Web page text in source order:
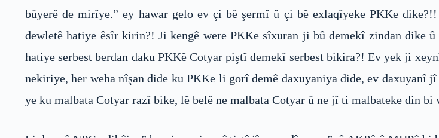
bûyerê de mirîye.” ey hawar gelo ev çi bê şermî û çi bê exlaqîyeke PKKe
dewletê hatiye êsîr kirin?! Ji kengê were PKKe sîxuran ji bû demekî zindan dike
hatiye serbest berdan daku PKKê Cotyar piştî demekî serbest bikira?! Ev yek ji
nekiriye, her weha nîşan dide ku PKKe li gorî demê daxuyaniya dide, ev
ye ku malbata Cotyar razî bike, lê belê ne malbata Cotyar û ne jî ti malbateke din bi